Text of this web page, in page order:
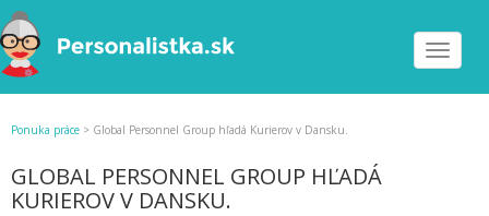
Toggle
Ponuka práce > Global Personnel Group hľadá Kurierov v Dansku.
GLOBAL PERSONNEL GROUP HĽADÁ
KURIEROV V DANSKU.